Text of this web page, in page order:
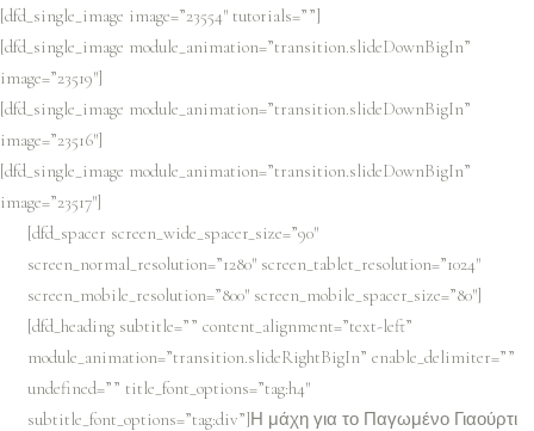
[dfd_single_image image=”23554″ tutorials=””]
[dfd_single_image module_animation=”transition.slideDownBigIn”
image=”23519″]
[dfd_single_image module_animation=”transition.slideDownBigIn”
image=”23516″]
[dfd_single_image module_animation=”transition.slideDownBigIn”
image=”23517″]
[dfd_spacer screen_wide_spacer_size=”90″
screen_normal_resolution=”1280″ screen_tablet_resolution=”1024″
screen_mobile_resolution=”800″ screen_mobile_spacer_size=”80″]
[dfd_heading subtitle=”” content_alignment=”text-left”
module_animation=”transition.slideRightBigIn” enable_delimiter=””
undefined=”” title_font_options=”tag:h4″
subtitle_font_options=”tag:div”]Η μάχη για το Παγωμένο Γιαούρτι